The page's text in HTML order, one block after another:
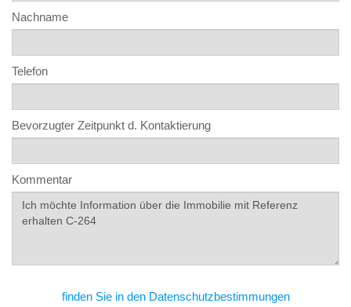
Nachname
Telefon
Bevorzugter Zeitpunkt d. Kontaktierung
Kommentar
finden Sie in den Datenschutzbestimmungen